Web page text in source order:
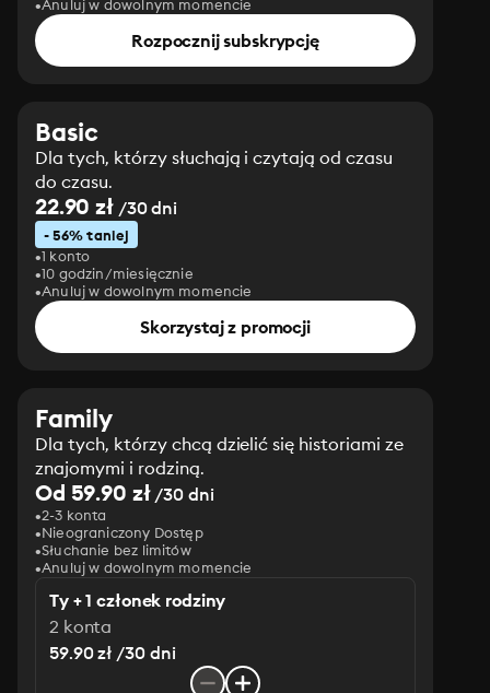
Anuluj w dowolnym momencie
Rozpocznij subskrypcję
Basic
Dla tych, którzy słuchają i czytają od czasu
do czasu.
22.90 zł/30 dni
- 56% taniej
1 konto
10 godzin/miesięcznie
Anuluj w dowolnym momencie
Skorzystaj z promocji
Family
Dla tych, którzy chcą dzielić się historiami ze
znajomymi i rodziną.
Od 59.90 zł/30 dni
2-3 konta
Nieograniczony Dostęp
Słuchanie bez limitów
Anuluj w dowolnym momencie
Ty + 1 członek rodziny
2 konta
59.90 zł /30 dni